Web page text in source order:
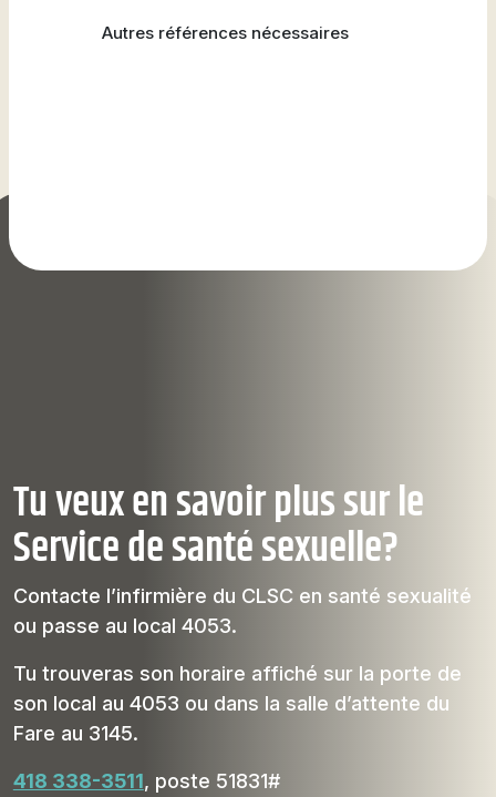
Flag
Autres références nécessaires
Tu veux en savoir plus sur le
Service de santé sexuelle?
Contacte l’infirmière du CLSC en santé sexualité
ou passe au local 4053.
Tu trouveras son horaire affiché sur la porte de
son local au 4053 ou dans la salle d’attente du
Fare au 3145.
418 338-3511, poste 51831#